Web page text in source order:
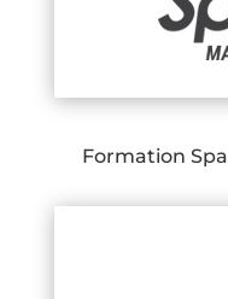
Formation